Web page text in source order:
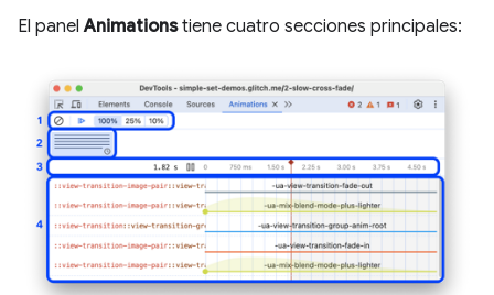
El panelAnimationstiene cuatro secciones principales: